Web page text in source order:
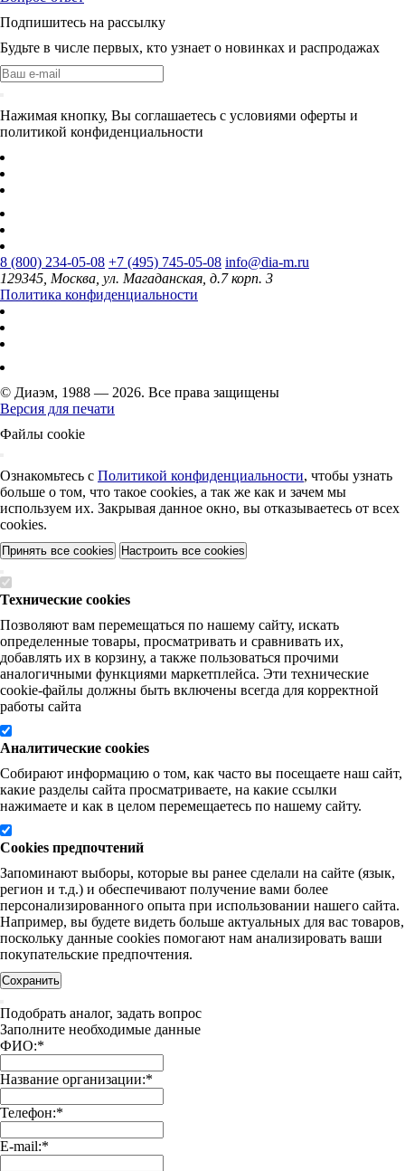
Подпишитесь на рассылку
Будьте в числе первых, кто узнает о новинках и распродажах
Нажимая кнопку, Вы соглашаетесь с условиями оферты и
политикой конфиденциальности
8 (800) 234-05-08 +7 (495) 745-05-08 info@dia-m.ru
129345, Москва, ул. Магаданская, д.7 корп. 3
Политика конфиденциальности
© Диаэм, 1988 — 2026. Все права защищены
Версия для печати
Файлы cookie
Ознакомьтесь с Политикой конфиденциальности, чтобы узнать
больше о том, что такое cookies, а так же как и зачем мы
используем их. Закрывая данное окно, вы отказываетесь от всех
cookies.
Принять все cookies Настроить все cookies
Технические cookies
Позволяют вам перемещаться по нашему сайту, искать
определенные товары, просматривать и сравнивать их,
добавлять их в корзину, а также пользоваться прочими
аналогичными функциями маркетплейса. Эти технические
cookie-файлы должны быть включены всегда для корректной
работы сайта
Аналитические cookies
Собирают информацию о том, как часто вы посещаете наш сайт,
какие разделы сайта просматриваете, на какие ссылки
нажимаете и как в целом перемещаетесь по нашему сайту.
Cookies предпочтений
Запоминают выборы, которые вы ранее сделали на сайте (язык,
регион и т.д.) и обеспечивают получение вами более
персонализированного опыта при использовании нашего сайта.
Например, вы будете видеть больше актуальных для вас товаров,
поскольку данные cookies помогают нам анализировать ваши
покупательские предпочтения.
Сохранить
Подобрать аналог, задать вопрос
Заполните необходимые данные
ФИО:*
Название организации:*
Телефон:*
E-mail:*